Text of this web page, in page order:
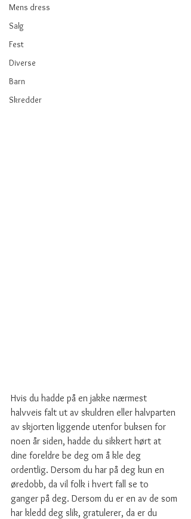
Mens dress
Salg
Fest
Diverse
Barn
Skredder
Hvis du hadde på en jakke nærmest
halvveis falt ut av skuldren eller halvparten
av skjorten liggende utenfor buksen for
noen år siden, hadde du sikkert hørt at
dine foreldre be deg om å kle deg
ordentlig. Dersom du har på deg kun en
øredobb, da vil folk i hvert fall se to
ganger på deg. Dersom du er en av de som
har kledd deg slik, gratulerer, da er du